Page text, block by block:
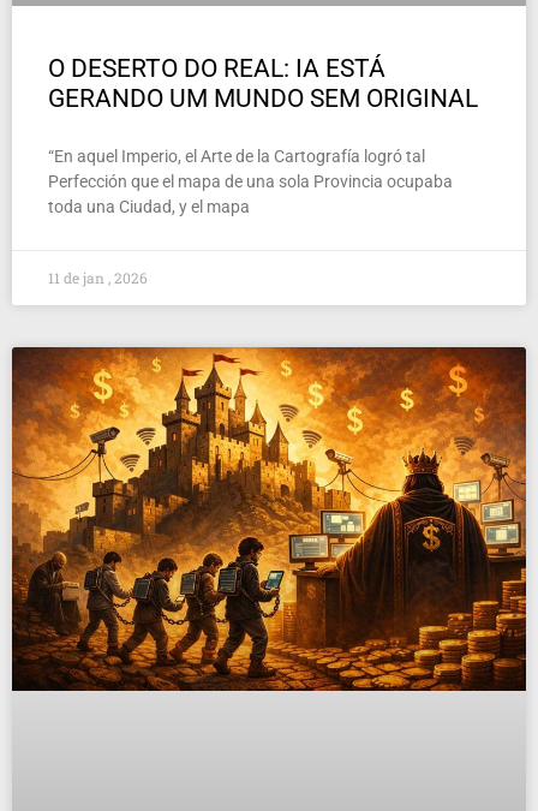
O DESERTO DO REAL: IA ESTÁ
GERANDO UM MUNDO SEM ORIGINAL
“En aquel Imperio, el Arte de la Cartografía logró tal
Perfección que el mapa de una sola Provincia ocupaba
toda una Ciudad, y el mapa
11 de jan , 2026